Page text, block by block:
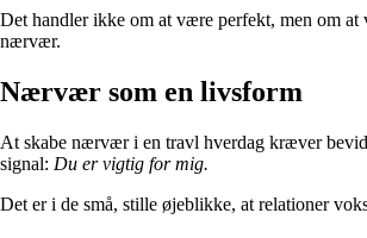
Det handler ikke om at være perfekt, men om
nærvær.
Nærvær som en livsform
At skabe nærvær i en travl hverdag kræver
signal: Du er vigtig for mig.
Det er i de små, stille øjeblikke, at relationer